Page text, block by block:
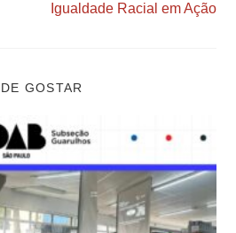
Igualdade Racial em Ação
GOSTAR